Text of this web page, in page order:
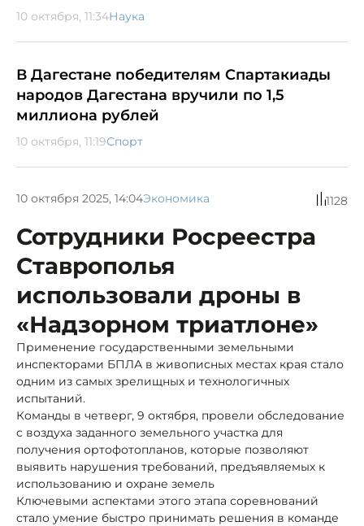
10 октября, 11:34Наука
В Дагестане победителям Спартакиады
народов Дагестана вручили по 1,5
миллиона рублей
10 октября, 11:19Спорт
10 октября 2025, 14:04Экономика 1128
Сотрудники Росреестра
Ставрополья
использовали дроны в
«Надзорном триатлоне»
Применение государственными земельными
инспекторами БПЛА в живописных местах края стало
одним из самых зрелищных и технологичных
испытаний.
Команды в четверг, 9 октября, провели обследование
с воздуха заданного земельного участка для
получения ортофотопланов, которые позволяют
выявить нарушения требований, предъявляемых к
использованию и охране земель
Ключевыми аспектами этого этапа соревнований
стало умение быстро принимать решения в команде